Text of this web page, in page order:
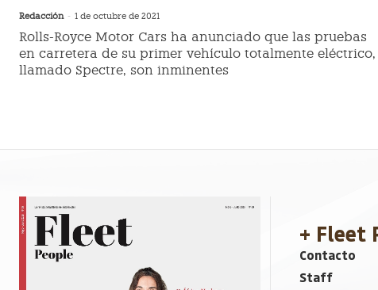
Redacción - 1 de octubre de 2021
Rolls-Royce Motor Cars ha anunciado que las pruebas
en carretera de su primer vehículo totalmente eléctrico,
llamado Spectre, son inminentes
+ Fleet
Contacto
Staff